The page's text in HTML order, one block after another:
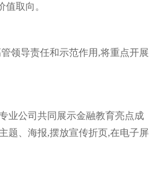
取向。
领导责任和示范作用,将重点开展
业公司共同展示金融教育亮点成
题、海报,摆放宣传折页,在电子屏